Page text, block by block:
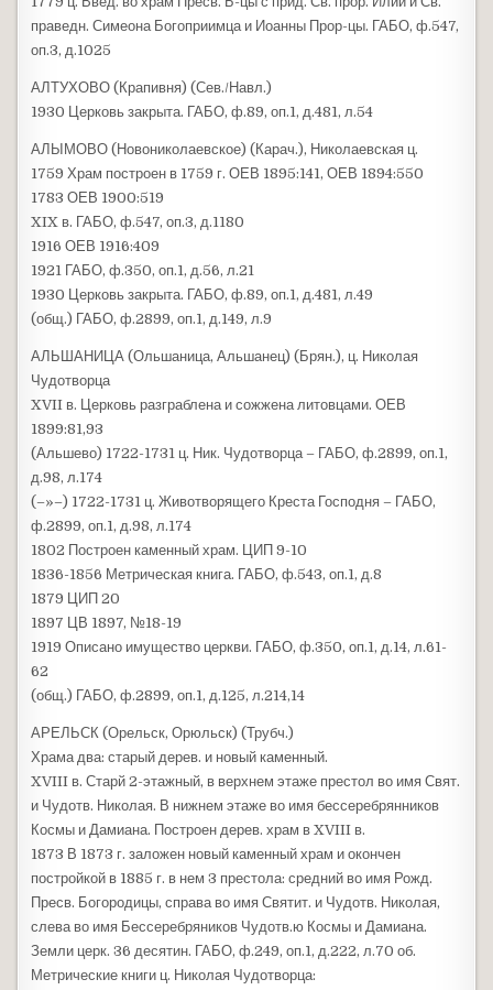
праведн. Симеона Богоприимца и Иоанны Прор-цы. ГАБО, ф.547,
оп.3, д.1025
АЛТУХОВО (Крапивня) (Сев./Навл.)
1930 Церковь закрыта. ГАБО, ф.89, оп.1, д.481, л.54
АЛЫМОВО (Новониколаевское) (Карач.), Николаевская ц.
1759 Храм построен в 1759 г. ОЕВ 1895:141, ОЕВ 1894:550
1783 ОЕВ 1900:519
XIX в. ГАБО, ф.547, оп.3, д.1180
1916 ОЕВ 1916:409
1921 ГАБО, ф.350, оп.1, д.56, л.21
1930 Церковь закрыта. ГАБО, ф.89, оп.1, д.481, л.49
(общ.) ГАБО, ф.2899, оп.1, д.149, л.9
АЛЬШАНИЦА (Ольшаница, Альшанец) (Брян.), ц. Николая
Чудотворца
XVII в. Церковь разграблена и сожжена литовцами. ОЕВ
1899:81,93
(Альшево) 1722-1731 ц. Ник. Чудотворца – ГАБО, ф.2899, оп.1,
д.98, л.174
(–»–) 1722-1731 ц. Животворящего Креста Господня – ГАБО,
ф.2899, оп.1, д.98, л.174
1802 Построен каменный храм. ЦИП 9-10
1836-1856 Метрическая книга. ГАБО, ф.543, оп.1, д.8
1879 ЦИП 20
1897 ЦВ 1897, №18-19
1919 Описано имущество церкви. ГАБО, ф.350, оп.1, д.14, л.61-
62
(общ.) ГАБО, ф.2899, оп.1, д.125, л.214,14
АРЕЛЬСК (Орельск, Орюльск) (Трубч.)
Храма два: старый дерев. и новый каменный.
XVIII в. Старй 2-этажный, в верхнем этаже престол во имя Свят.
и Чудотв. Николая. В нижнем этаже во имя бессеребрянников
Космы и Дамиана. Построен дерев. храм в XVIII в.
1873 В 1873 г. заложен новый каменный храм и окончен
постройкой в 1885 г. в нем 3 престола: средний во имя Рожд.
Пресв. Богородицы, справа во имя Святит. и Чудотв. Николая,
слева во имя Бессеребряников Чудотв.ю Космы и Дамиана.
Земли церк. 36 десятин. ГАБО, ф.249, оп.1, д.222, л.70 об.
Метрические книги ц. Николая Чудотворца: